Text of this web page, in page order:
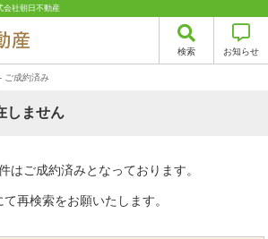
会社朝日不動産
検索 お知らせ
ご成約済み
しません
はご成約済みとなっております。
て再検索をお願いたします。